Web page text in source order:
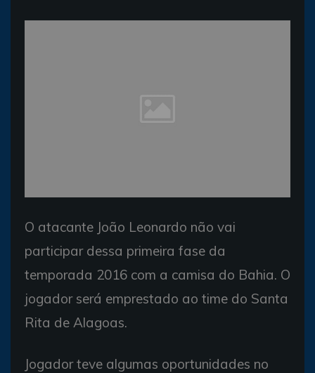
O atacante João Leonardo não vai
participar dessa primeira fase da
temporada 2016 com a camisa do Bahia. O
jogador será emprestado ao time do Santa
Rita de Alagoas.
Jogador teve algumas oportunidades no